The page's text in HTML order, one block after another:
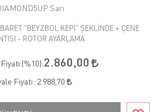
Sarı
"BEYZBOL KEPİ" ŞEKLİNDE + ÇENE
- ROTOR AYARLAMA
(%10):2.860,00
Fiyatı: 2.988,70